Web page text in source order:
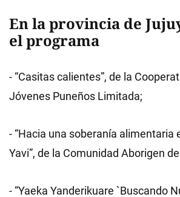
En la provincia de
el programa
- “Casitas calientes”, de la
Jóvenes Puneños Limitada;
- “Hacia una soberanía alimentaria
Yavi”, de la Comunidad Aborigen
- “Yaeka Yanderikuare `Buscando